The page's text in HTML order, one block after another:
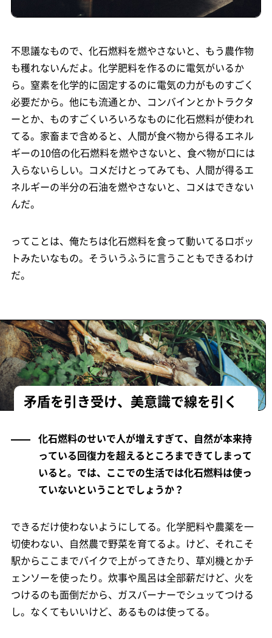
不思議なもので、化石燃料を燃やさないと、もう農作物
も穫れないんだよ。化学肥料を作るのに電気がいるか
ら。窒素を化学的に固定するのに電気の力がものすごく
必要だから。他にも流通とか、コンバインとかトラクタ
ーとか、ものすごくいろいろなものに化石燃料が使われ
てる。家畜まで含めると、人間が食べ物から得るエネル
ギーの10倍の化石燃料を燃やさないと、食べ物が口には
入らないらしい。コメだけとってみても、人間が得るエ
ネルギーの半分の石油を燃やさないと、コメはできない
んだ。
ってことは、俺たちは化石燃料を食って動いてるロボッ
トみたいなもの。そういうふうに言うこともできるわけ
だ。
矛盾を引き受け、美意識で線を引く
化石燃料のせいで人が増えすぎて、自然が本来持
っている回復力を超えるところまできてしまって
いると。では、ここでの生活では化石燃料は使っ
ていないということでしょうか？
できるだけ使わないようにしてる。化学肥料や農薬を一
切使わない、自然農で野菜を育てるよ。けど、それこそ
駅からここまでバイクで上がってきたり、草刈機とかチ
ェンソーを使ったり。炊事や風呂は全部薪だけど、火を
つけるのも面倒だから、ガスバーナーでシュッてつける
し。なくてもいいけど、あるものは使ってる。